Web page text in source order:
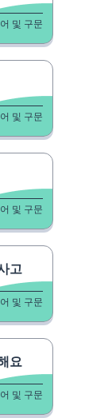
및 구문
및 구문
및 구문
고
및 구문
요
및 구문